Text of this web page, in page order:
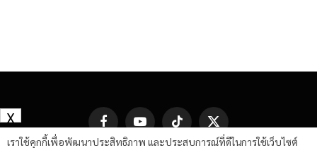
FacebookYouTube TikTok
X
(Twitter)
เราใช้คุกกี้เพื่อพัฒนาประสิทธิภาพ และประสบการณ์ที่ดีในการใช้เว็บไซต์
X